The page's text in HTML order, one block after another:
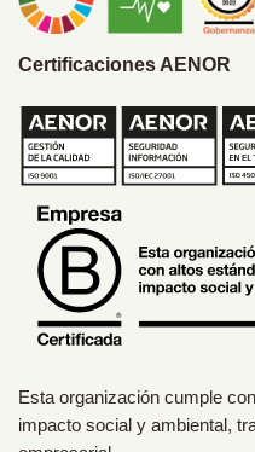
Certificaciones AENOR
Esta organización cumple
impacto social y ambiental,